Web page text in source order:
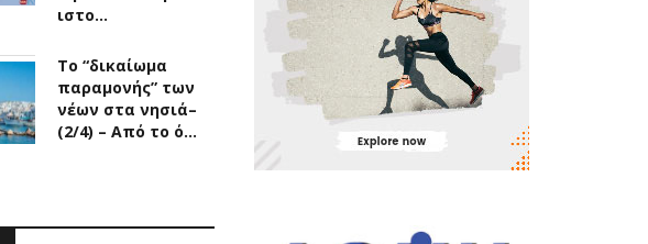
ιστο…
Το “δικαίωμα
παραμονής” των
νέων στα νησιά–
(2/4) – Από το ό…